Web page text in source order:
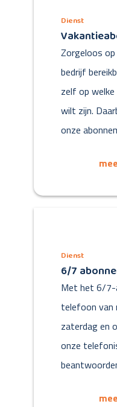
Dienst
Zorgeloos
bedrijf
zelf op welke
wilt zijn.
onze
Dienst
6/7
Met het 6/7-
telefoon van
zaterdag en
onze